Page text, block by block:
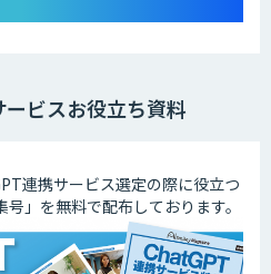
ビスお役立ち資料
連携サービス選定の際に役立つ
」を無料で配布しております。